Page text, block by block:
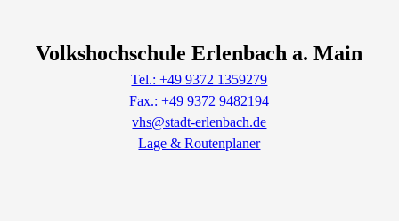
Volkshochschule Erlenbach a. Main
Tel.: +49 9372 1359279
Fax.: +49 9372 9482194
vhs@stadt-erlenbach.de
Lage & Routenplaner